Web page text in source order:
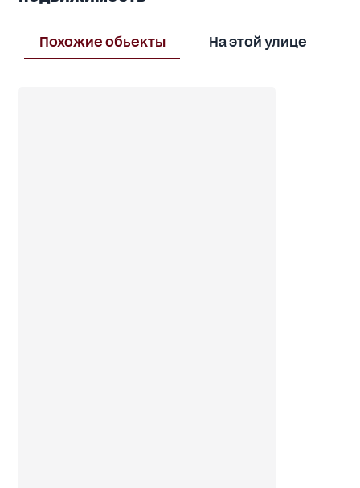
технического помещения.
Возможен торг.
Похожие обьекты На этой улице